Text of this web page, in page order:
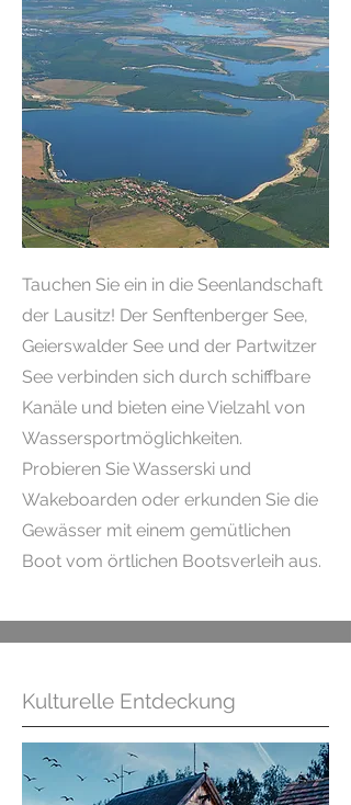
Tauchen Sie ein in die Seenlandschaft
der Lausitz! Der Senftenberger See,
Geierswalder See und der Partwitzer
See verbinden sich durch schiffbare
Kanäle und bieten eine Vielzahl von
Wassersportmöglichkeiten.
Probieren Sie Wasserski und
Wakeboarden oder erkunden Sie die
Gewässer mit einem gemütlichen
Boot vom örtlichen Bootsverleih aus.
Kulturelle Entdeckung